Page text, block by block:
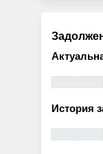
История